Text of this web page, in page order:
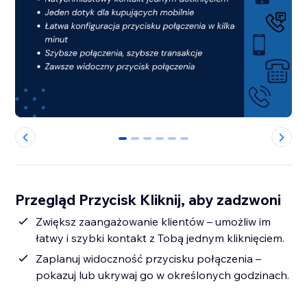
0 1 2 3 4 5
Przegląd Przycisk Kliknij, aby zadzwoni
Zwiększ zaangażowanie klientów – umożliw im
łatwy i szybki kontakt z Tobą jednym kliknięciem.
Zaplanuj widoczność przycisku połączenia –
pokazuj lub ukrywaj go w określonych godzinach.